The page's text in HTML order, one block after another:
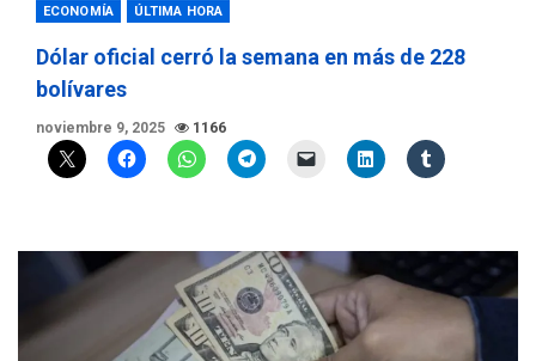
ECONOMÍA ÚLTIMA HORA
Dólar oficial cerró la semana en más de 228
bolívares
noviembre 9, 2025 1166